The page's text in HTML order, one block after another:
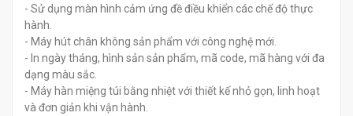
- Sử dụng màn hình cảm ứng đề điều khiển các chế độ thực
hành.
- Máy hút chân không sản phẩm với công nghệ mới.
- In ngày tháng, hình sản sản phẩm, mã code, mã hàng với đa
dạng màu sắc.
- Máy hàn miệng túi bằng nhiệt với thiết kế nhỏ gọn, linh hoạt
và đơn giản khi vận hành.